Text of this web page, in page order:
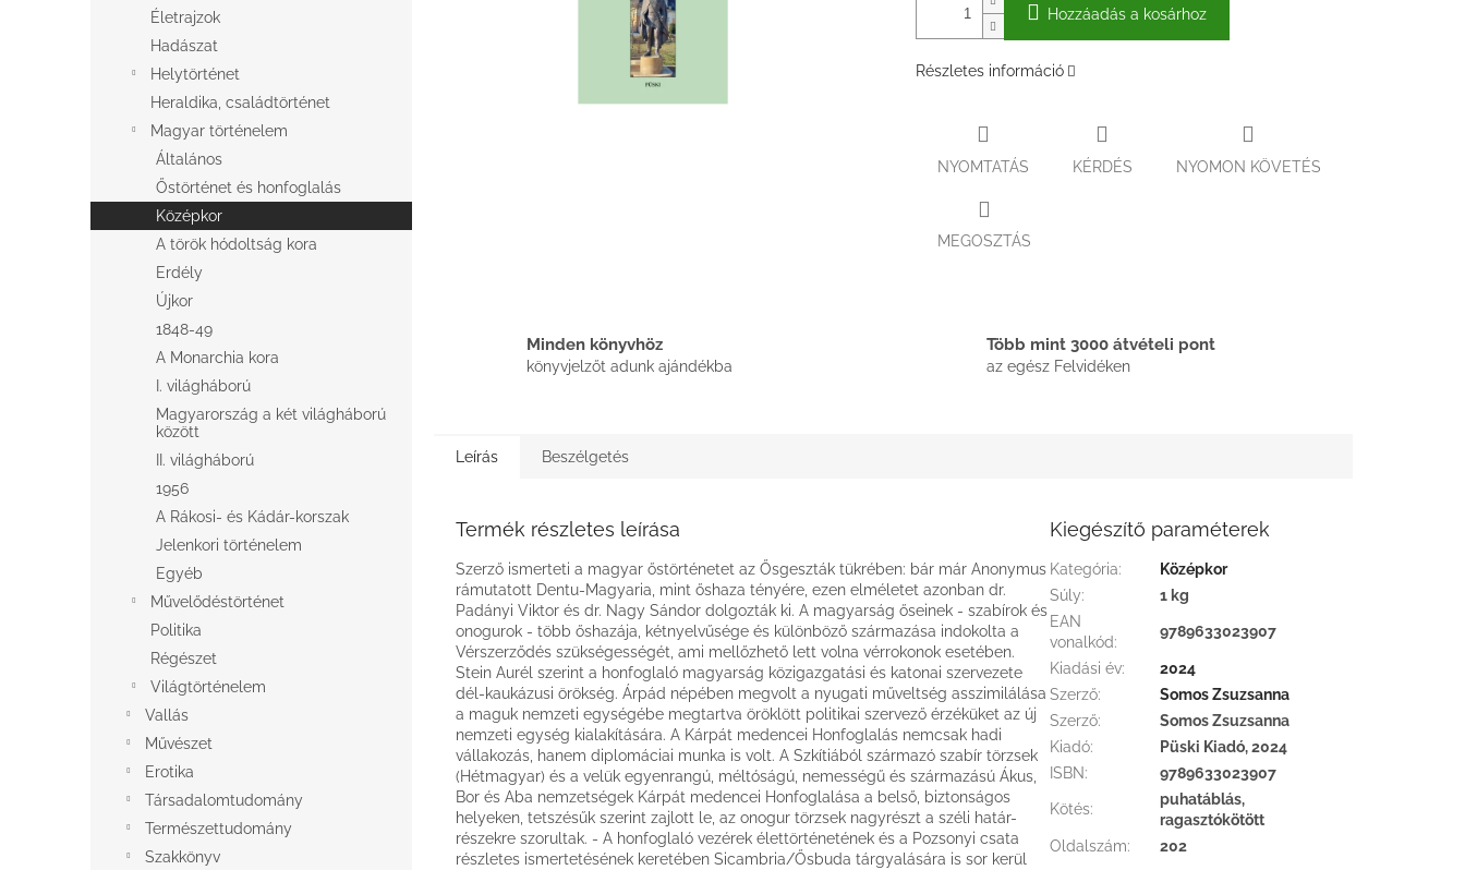
Életrajzok
Hadászat
Helytörténet
Heraldika, családtörténet
Magyar történelem
Általános
Őstörténet és honfoglalás
Középkor
A török hódoltság kora
Erdély
Újkor
1848-49
A Monarchia kora
I. világháború
Magyarország a két világháború
között
II. világháború
1956
A Rákosi- és Kádár-korszak
Jelenkori történelem
Egyéb
Művelődéstörténet
Politika
Régészet
Világtörténelem
Vallás
Művészet
Erotika
Társadalomtudomány
Természettudomány
Szakkönyv
Hozzáadás a kosárhoz
Részletes információ
NYOMTATÁS KÉRDÉS NYOMON KÖVETÉS
MEGOSZTÁS
Minden könyvhöz
könyvjelzőt adunk ajándékba
Több mint 3000 átvételi pont
az egész Felvidéken
Leírás Beszélgetés
Termék részletes leírása
Szerző ismerteti a magyar őstörténetet az Ősgeszták tükrében: bár már Anonymus
rámutatott Dentu-Magyaria, mint őshaza tényére, ezen elméletet azonban dr.
Padányi Viktor és dr. Nagy Sándor dolgozták ki. A magyarság őseinek - szabírok és
onogurok - több őshazája, kétnyelvűsége és különböző származása indokolta a
Vérszerződés szükségességét, ami mellőzhető lett volna vérrokonok esetében.
Stein Aurél szerint a honfoglaló magyarság közigazgatási és katonai szervezete
dél-kaukázusi örökség. Árpád népében megvolt a nyugati műveltség asszimilálása
a maguk nemzeti egységébe megtartva öröklött politikai szervező érzéküket az új
nemzeti egység kialakítására. A Kárpát medencei Honfoglalás nemcsak hadi
vállakozás, hanem diplomáciai munka is volt. A Szkítiából származó szabír törzsek
(Hétmagyar) és a velük egyenrangú, méltóságú, nemességű és származású Ákus,
Bor és Aba nemzetségek Kárpát medencei Honfoglalása a belső, biztonságos
helyeken, tetszésűk szerint zajlott le, az onogur törzsek nagyrészt a széli határ-
részekre szorultak. - A honfoglaló vezérek élettörténetének és a Pozsonyi csata
részletes ismertetésének keretében Sicambria/Ősbuda tárgyalására is sor kerül
Kiegészítő paraméterek
Kategória:
Középkor
Súly:
1 kg
EAN
vonalkód:
9789633023907
Kiadási év:
2024
Szerző:
Somos Zsuzsanna
Szerző:
Somos Zsuzsanna
Kiadó:
Püski Kiadó, 2024
ISBN: 9789633023907
Kötés:
puhatáblás,
ragasztókötött
Oldalszám: 202